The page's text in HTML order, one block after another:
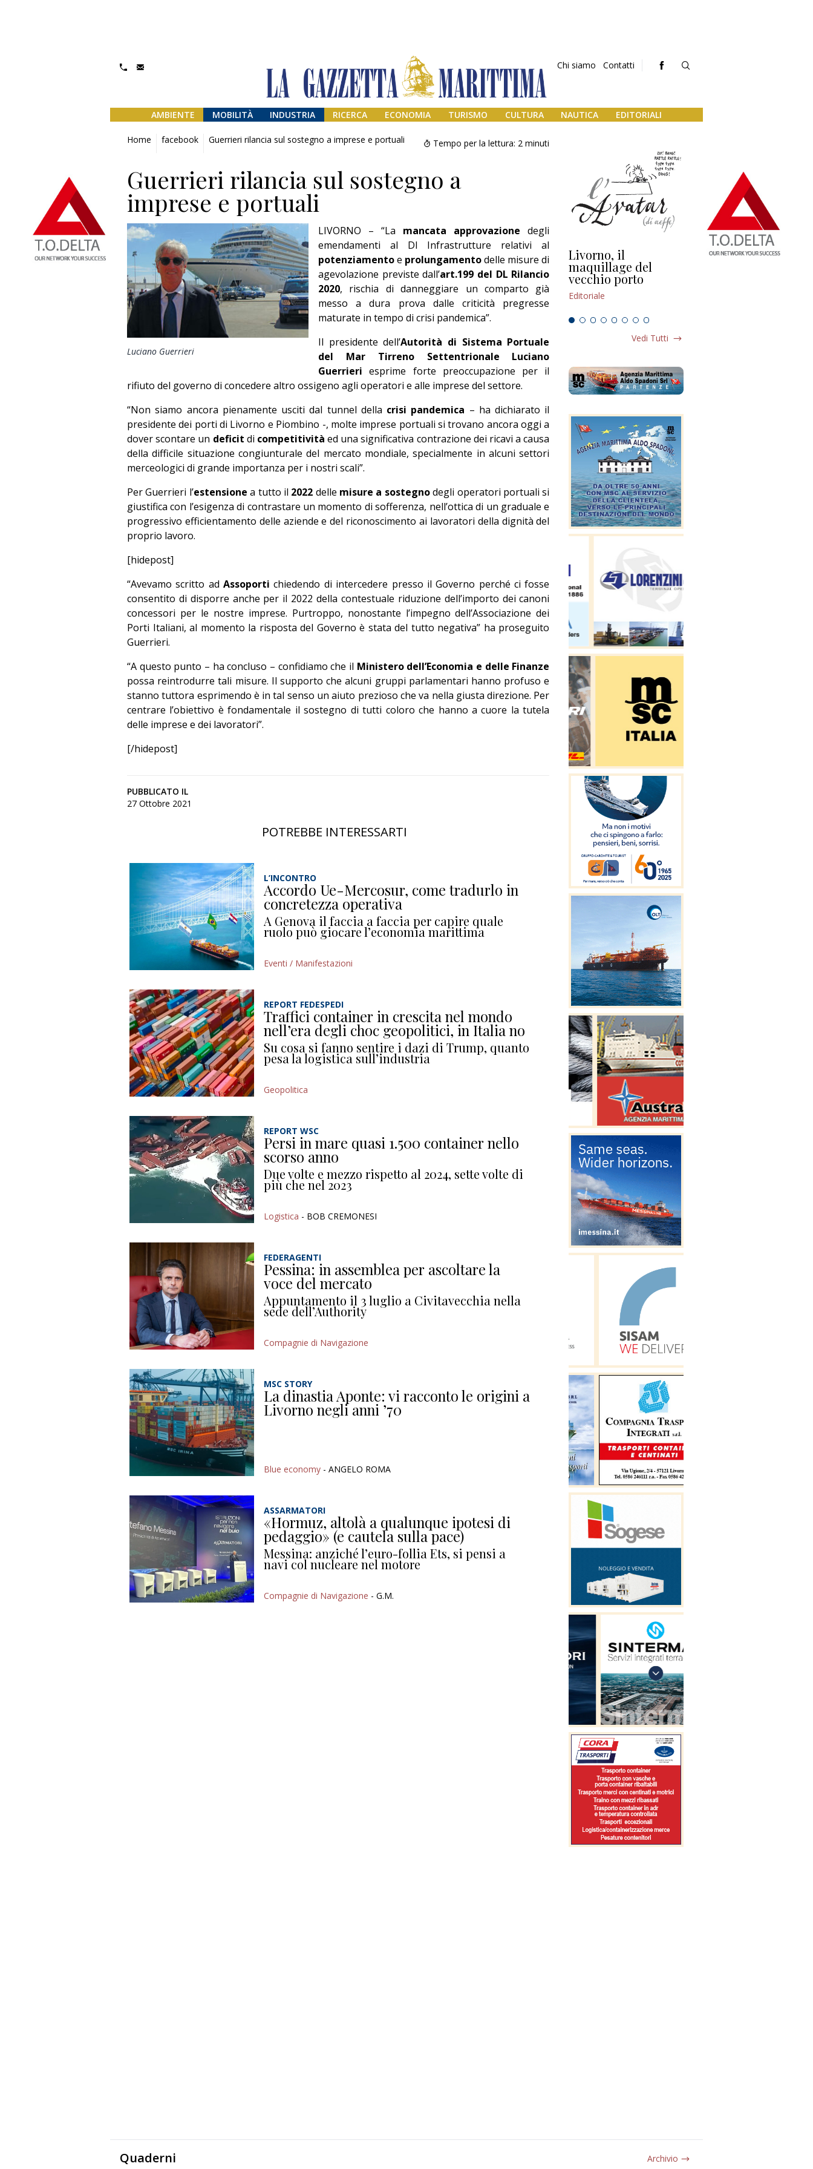
Chi siamo Contatti
AMBIENTE MOBILITÀ INDUSTRIA RICERCA ECONOMIA TURISMO CULTURA NAUTICA EDITORIALI
Home facebook Guerrieri rilancia sul sostegno a imprese e portuali Tempo per la lettura: 2 minuti
Guerrieri rilancia sul sostegno a
imprese e portuali
Luciano Guerrieri
LIVORNO – “La mancata approvazione degli
emendamenti al Dl Infrastrutture relativi al
potenziamentoe prolungamentodelle misure di
agevolazione previste dall’art.199 del DL Rilancio
2020, rischia di danneggiare un comparto già
messo a dura prova dalle criticità pregresse
maturate in tempo di crisi pandemica”.
Il presidente dell’Autorità di Sistema Portuale
del Mar Tirreno Settentrionale
Luciano
Guerrieri esprime forte preoccupazione per il
rifiuto del governo di concedere altro ossigeno agli operatori e alle imprese del settore.
“Non siamo ancora pienamente usciti dal tunnel della crisi pandemica – ha dichiarato il
presidente dei porti di Livorno e Piombino -, molte imprese portuali si trovano ancora oggi a
dover scontare un deficit di competitività ed una significativa contrazione dei ricavi a causa
della difficile situazione congiunturale del mercato mondiale, specialmente in alcuni settori
merceologici di grande importanza per i nostri scali”.
Per Guerrieri l’estensione a tutto il 2022 delle misure a sostegnodegli operatori portuali si
giustifica con l’esigenza di contrastare un momento di sofferenza, nell’ottica di un graduale e
progressivo efficientamento delle aziende e del riconoscimento ai lavoratori della dignità del
proprio lavoro.
[hidepost]
“Avevamo scritto adAssoporti chiedendo di intercedere presso il Governo perché ci fosse
consentito di disporre anche per il 2022 della contestuale riduzione dell’importo dei canoni
concessori per le nostre imprese. Purtroppo, nonostante l’impegno dell’Associazione dei
Porti Italiani, al momento la risposta del Governo è stata del tutto negativa” ha proseguito
Guerrieri.
“A questo punto – ha concluso – confidiamo che il Ministero dell’Economia e delle Finanze
possa reintrodurre tali misure. Il supporto che alcuni gruppi parlamentari hanno profuso e
stanno tuttora esprimendo è in tal senso un aiuto prezioso che va nella giusta direzione. Per
centrare l’obiettivo è fondamentale il sostegno di tutti coloro che hanno a cuore la tutela
delle imprese e dei lavoratori”.
[/hidepost]
PUBBLICATO IL
27 Ottobre 2021
POTREBBE INTERESSARTI
L’INCONTRO
Accordo Ue-Mercosur, come tradurlo in
concretezza operativa
A Genova il faccia a faccia per capire quale
ruolo può giocare l’economia marittima
Eventi / Manifestazioni
REPORT FEDESPEDI
Traffici container in crescita nel mondo
nell’era degli choc geopolitici, in Italia no
Su cosa si fanno sentire i dazi di Trump, quanto
pesa la logistica sull’industria
Geopolitica
REPORT WSC
Persi in mare quasi 1.500 container nello
scorso anno
Due volte e mezzo rispetto al 2024, sette volte di
più che nel 2023
Logistica - BOB CREMONESI
FEDERAGENTI
Pessina: in assemblea per ascoltare la
voce del mercato
Appuntamento il 3 luglio a Civitavecchia nella
sede dell’Authority
Compagnie di Navigazione
MSC STORY
La dinastia Aponte: vi racconto le origini a
Livorno negli anni ’70
Blue economy - ANGELO ROMA
ASSARMATORI
«Hormuz, altolà a qualunque ipotesi di
pedaggio» (e cautela sulla pace)
Messina: anziché l’euro-follia Ets, si pensi a
navi col nucleare nel motore
Compagnie di Navigazione - G.M.
Addio amico
Giorgio
Livorno, il
maquillage del
vecchio porto
Editoriale
L’uscita di scena di
Vedi Tutti
Quaderni Archivio